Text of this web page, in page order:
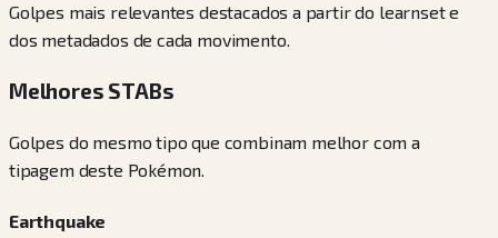
Golpes mais relevantes destacados a partir do learnset e
dos metadados de cada movimento.
Melhores STABs
Golpes do mesmo tipo que combinam melhor com a
tipagem deste Pokémon.
Earthquake